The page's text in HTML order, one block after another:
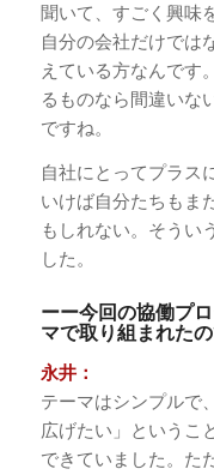
聞いて、すごく興味
自分の会社だけでは
えている方なんです
るものなら間違いな
ですね。
自社にとってプラス
いけば自分たちもま
もしれない。そうい
した。
ーー今回の協働プ
マで取り組まれたの
永井：
テーマはシンプルで
広げたい」というこ
できていました。た